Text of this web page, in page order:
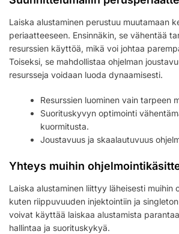
Laiska alustaminen perustuu muutamaan
periaatteeseen. Ensinnäkin, se vähentää
resurssien käyttöä, mikä voi johtaa
Toiseksi, se mahdollistaa ohjelman
resursseja voidaan luoda dynaamisesti.
Resurssien luominen vain tarpeen
Suorituskyvyn optimointi
kuormitusta.
Joustavuus ja skaalautuvuus
Yhteys muihin
Laiska alustaminen liittyy läheisesti muihin
kuten riippuvuuden injektointiin ja
voivat käyttää laiskaa alustamista
hallintaa ja suorituskykyä.